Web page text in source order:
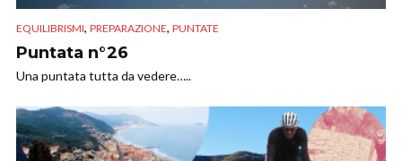
EQUILIBRISMI, PREPARAZIONE, PUNTATE
Puntata n°26
Una puntata tutta da vedere…..